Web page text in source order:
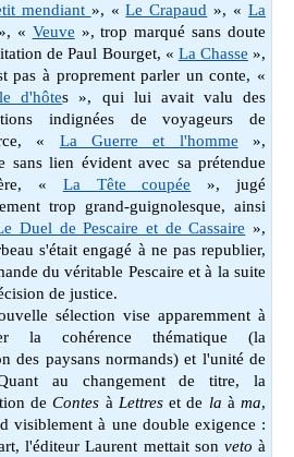
mendiant », «Le Crapaud », «La
« Veuve », trop marqué sans doute
de Paul Bourget, « La Chasse »,
pas à proprement parler un conte, «
d'hôtes », qui lui avait valu des
indignées de voyageurs de
« La Guerre et l'homme »,
sans lien évident avec sa prétendue
« La Tête coupée », jugé
trop grand-guignolesque, ainsi
Duel de Pescaire et de Cassaire »,
s'était engagé à ne pas republier,
du véritable Pescaire et à la suite
de justice.
sélection vise apparemment à
la cohérence thématique (la
des paysans normands) et l'unité de
au changement de titre, la
deContes à Lettreset de la àma,
visiblement à une double exigence :
l'éditeur Laurent mettait son veto à